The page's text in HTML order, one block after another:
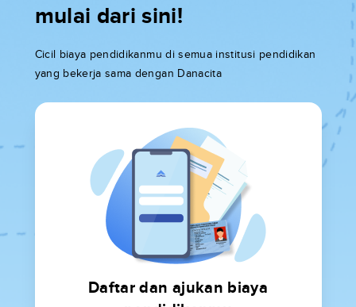
mulai dari sini!
Cicil biaya pendidikanmu di semua institusi pendidikan
yang bekerja sama dengan Danacita
Daftar dan ajukan biaya